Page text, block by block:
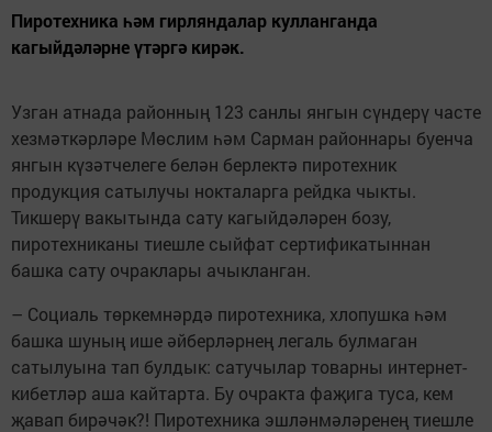
Пиротехника һәм гирляндалар кулланганда
кагыйдәләрне үтәргә кирәк.
Узган атнада районның 123 санлы янгын сүндерү часте
хезмәткәрләре Мөслим һәм Сарман районнары буенча
янгын күзәтчелеге белән берлектә пиротехник
продукция сатылучы нокталарга рейдка чыкты.
Тикшерү вакытында сату кагыйдәләрен бозу,
пиротехниканы тиешле сыйфат сертификатыннан
башка сату очраклары ачыкланган.
– Социаль төркемнәрдә пиротехника, хлопушка һәм
башка шуның ише әйберләрнең легаль булмаган
сатылуына тап булдык: сатучылар товарны интернет-
кибетләр аша кайтарта. Бу очракта фаҗига туса, кем
җавап бирәчәк?! Пиротехника эшләнмәләренең тиешле